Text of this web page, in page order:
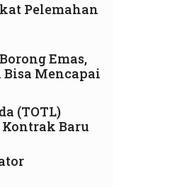
Pelemahan
Emas,
Mencapai
(TOTL)
Baru